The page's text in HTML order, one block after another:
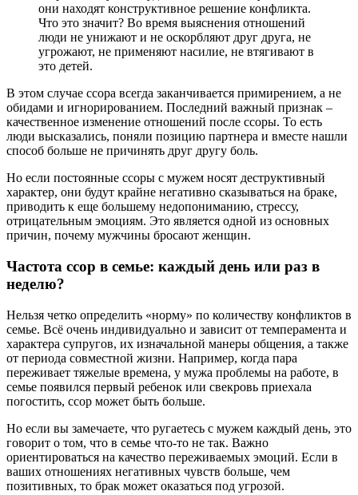
они находят конструктивное решение конфликта.
Что это значит? Во время выяснения отношений
люди не унижают и не оскорбляют друг друга, не
угрожают, не применяют насилие, не втягивают в
это детей.
В этом случае ссора всегда заканчивается примирением, а не
обидами и игнорированием. Последний важный признак –
качественное изменение отношений после ссоры. То есть
люди высказались, поняли позицию партнера и вместе нашли
способ больше не причинять друг другу боль.
Но если постоянные ссоры с мужем носят деструктивный
характер, они будут крайне негативно сказываться на браке,
приводить к еще большему недопониманию, стрессу,
отрицательным эмоциям. Это является одной из основных
причин, почему мужчины бросают женщин.
Частота ссор в семье: каждый день или раз в
неделю?
Нельзя четко определить «норму» по количеству конфликтов в
семье. Всё очень индивидуально и зависит от темперамента и
характера супругов, их изначальной манеры общения, а также
от периода совместной жизни. Например, когда пара
переживает тяжелые времена, у мужа проблемы на работе, в
семье появился первый ребенок или свекровь приехала
погостить, ссор может быть больше.
Но если вы замечаете, что ругаетесь с мужем каждый день, это
говорит о том, что в семье что-то не так. Важно
ориентироваться на качество переживаемых эмоций. Если в
ваших отношениях негативных чувств больше, чем
позитивных, то брак может оказаться под угрозой.